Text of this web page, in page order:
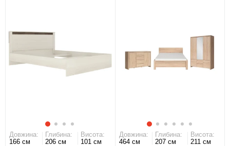
Довжина:
166 см
Глибина:
206 см
Висота:
101 см
Довжина:
464 см
Глибина:
207 см
Висота:
211 см